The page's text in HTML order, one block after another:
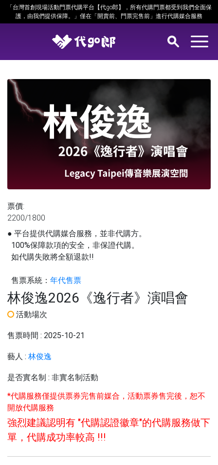
「台灣首創現場活動門票代購平台【代go郎】，所有代購門票都受到我們全面保
護，由我們提供保障。」僅在「開賣前、門票完售前」進行代購媒合服務
票價:
2200/1800
● 平台提供代購媒合服務，並非代購方。
100%保障款項的安全，非保證代購。
如代購失敗將全額退款!!
售票系統： 年代售票
林俊逸2026《逸行者》演唱會
活動場次
售票時間 : 2025-10-21
藝人 : 林俊逸
是否實名制 : 非實名制活動
*代購服務僅提供票券完售前媒合，活動票券售完後，恕不
開放代購服務
強烈建議認明有 "代購認證徽章"的代購服務做下
單，代購成功率較高 !!!